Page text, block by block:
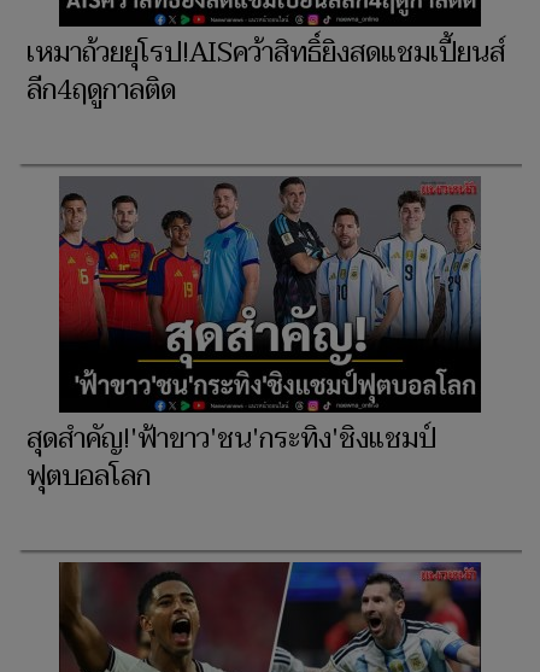
เหมาถ้วยยุโรป!AISคว้าสิทธิ์ยิงสดแชมเปี้ยนส์
ลีก4ฤดูกาลติด
สุดสำคัญ!'ฟ้าขาว'ชน'กระทิง'ชิงแชมป์
ฟุตบอลโลก